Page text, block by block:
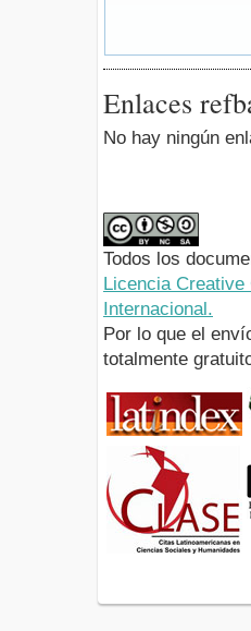
Enlaces
No hay ningún
Todos los
Licencia
Internacional.
Por lo que el
totalmente